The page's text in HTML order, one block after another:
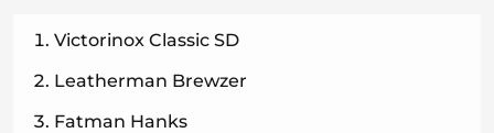
Victorinox Classic SD
Leatherman Brewzer
Fatman Hanks